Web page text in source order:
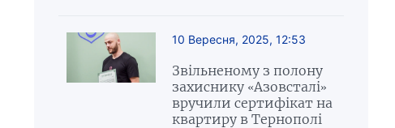
10 Вересня, 2025, 12:53
Звільненому з полону
захиснику «Азовсталі»
вручили сертифікат на
квартиру в Тернополі